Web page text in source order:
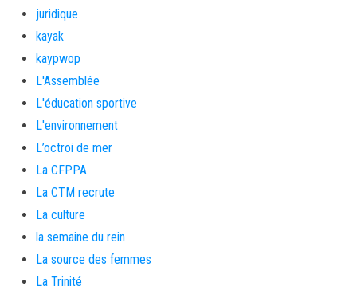
juridique
kayak
kaypwop
L'Assemblée
L'éducation sportive
L'environnement
L’octroi de mer
La CFPPA
La CTM recrute
La culture
la semaine du rein
La source des femmes
La Trinité